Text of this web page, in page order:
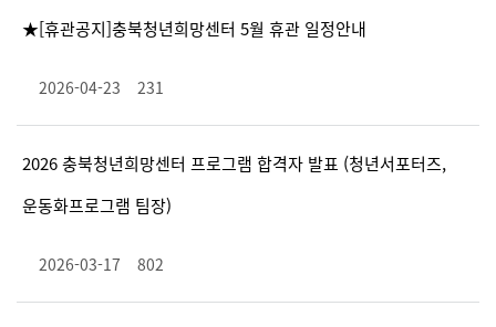
★[휴관공지]충북청년희망센터 5월 휴관 일정안내
2026-04-23 231
2026 충북청년희망센터 프로그램 합격자 발표 (청년서포터즈,
운동화프로그램 팀장)
2026-03-17 802